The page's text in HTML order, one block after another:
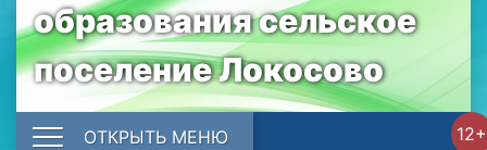
образования сельское
поселение Локосово
12+
ОТКРЫТЬ МЕНЮ